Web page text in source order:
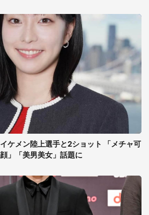
ケメン陸上選手と2ショット 「メチャ可
」「美男美女」話題に